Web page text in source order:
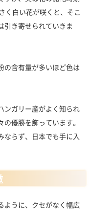
く白い花が咲くと、そこ
引き寄せられていきま
の含有量が多いほど色は
ンガリー産がよく知られ
優勝を飾っています。
ならず、日本でも手に入
ように、クセがなく幅広